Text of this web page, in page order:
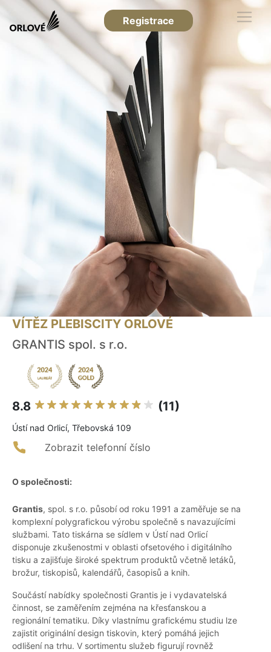
Registrace
VÍTĚZ PLEBISCITY ORLOVÉ
GRANTIS spol. s r.o.
8.8 (11)
Ústí nad Orlicí, Třebovská 109
Zobrazit telefonní číslo
O společnosti:
Grantis, spol. s r.o. působí od roku 1991 a zaměřuje se na
komplexní polygrafickou výrobu společně s navazujícími
službami. Tato tiskárna se sídlem v Ústí nad Orlicí
disponuje zkušenostmi v oblasti ofsetového i digitálního
tisku a zajišťuje široké spektrum produktů včetně letáků,
brožur, tiskopisů, kalendářů, časopisů a knih.
Součástí nabídky společnosti Grantis je i vydavatelská
činnost, se zaměřením zejména na křesťanskou a
regionální tematiku. Díky vlastnímu grafickému studiu lze
zajistit originální design tiskovin, který pomáhá jejich
odlišení na trhu. V sortimentu služeb figurují rovněž